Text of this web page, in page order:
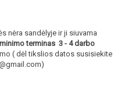
nėra sandėlyje ir ji siuvama
terminas 3 - 4 darbo
( dėl tikslios datos susisiekite